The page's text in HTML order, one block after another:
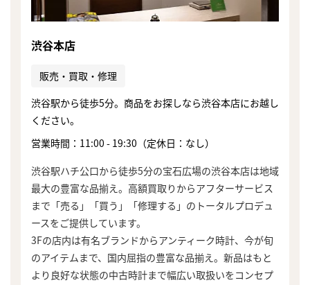
渋谷本店
販売・買取・修理
渋谷駅から徒歩5分。商品をお探しなら渋谷本店にお越し
ください。
営業時間：11:00 - 19:30（定休日：なし）
渋谷駅ハチ公口から徒歩5分の宝石広場の渋谷本店は地域
最大の豊富な品揃え。高額買取りからアフターサービス
まで「売る」「買う」「修理する」のトータルプロデュ
ースをご提供しています。
3Fの店内は有名ブランドからアンティーク時計、今が旬
のアイテムまで、国内屈指の豊富な品揃え。新品はもと
より良好な状態の中古時計まで幅広い取扱いをコンセプ
かんたん30秒でお試し査定